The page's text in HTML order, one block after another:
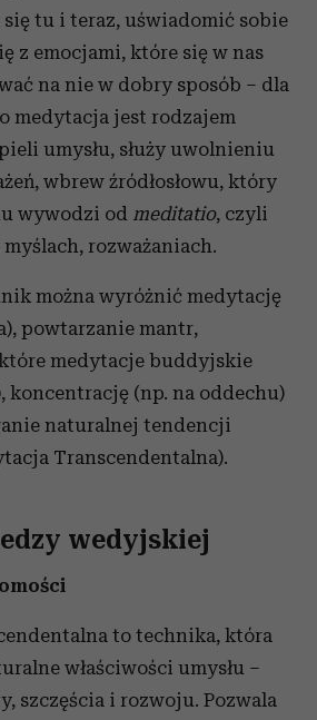
się tu i teraz, uświadomić sobie
z emocjami, które się w nas
na nie w dobry sposób – dla
medytacja jest rodzajem
umysłu, służy uwolnieniu
wbrew źródłosłowu, który
wywodzi od meditatio, czyli
rozważaniach.
można wyróżnić medytację
powtarzanie mantr,
medytacje buddyjskie
koncentrację (np. na oddechu)
naturalnej tendencji
Transcendentalna).
wedyjskiej
to technika, która
właściwości umysłu –
szczęścia i rozwoju. Pozwala